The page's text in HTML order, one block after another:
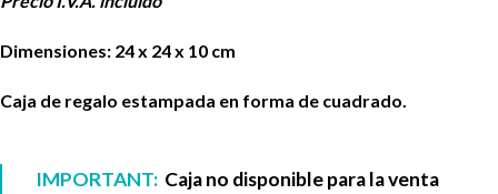
Dimensiones: 24 x 24 x 10 cm
Caja de regalo estampada en forma de cuadrado.
IMPORTANT: Caja no disponible para la venta